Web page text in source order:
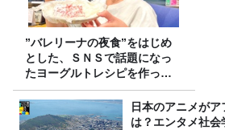
”バレリーナの夜食”をはじめ
とした、ＳＮＳで話題になっ
たヨーグルトレシピを作って
みた！
日本のアニメが
は？エンタメ社